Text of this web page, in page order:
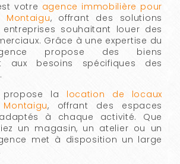
votre agence immobilière pour
Montaigu, offrant des solutions
souhaitant louer des
Grâce à une expertise du
propose des biens
aux besoins spécifiques des
propose la location de locaux
, offrant des espaces
à chaque activité. Que
un magasin, un atelier ou un
met à disposition un large